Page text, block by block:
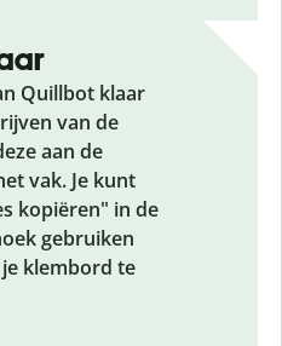
Quillbot klaar
van de
aan de
vak. Je kunt
kopiëren" in de
gebruiken
klembord te